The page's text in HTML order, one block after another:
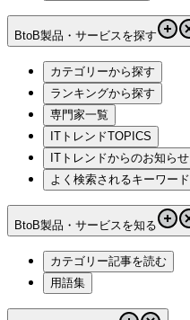
BtoB製品・サービスを探す
カテゴリーから探す
ランキングから探す
専門家一覧
ITトレンドTOPICS
ITトレンドからのお知らせ
よく検索されるキーワード
BtoB製品・サービスを知る
カテゴリー記事を読む
用語集